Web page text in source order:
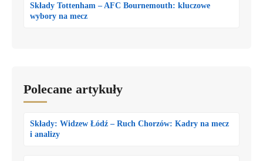
Składy Tottenham – AFC Bournemouth: kluczowe
wybory na mecz
Polecane artykuły
Składy: Widzew Łódź – Ruch Chorzów: Kadry na mecz
i analizy